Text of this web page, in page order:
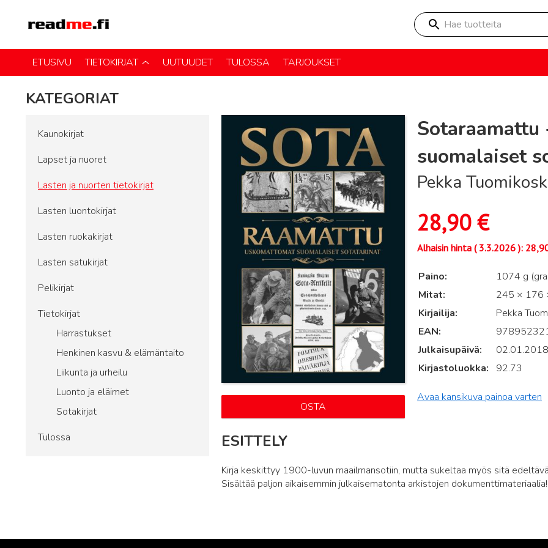
Hae tuotteita
ETUSIVU TIETOKIRJAT UUTUUDET TULOSSA TARJOUKSET
KATEGORIAT
Kaunokirjat
Lapset ja nuoret
Lasten ja nuorten tietokirjat
Lasten luontokirjat
Lasten ruokakirjat
Lasten satukirjat
Pelikirjat
Tietokirjat
Harrastukset
Henkinen kasvu & elämäntaito
Liikunta ja urheilu
Luonto ja eläimet
Sotakirjat
Tulossa
OSTA
suomalaiset
Pekka
28,90€
Alhaisin hinta (3.3.2026):
Paino
1074 g
Mitat
245 × 176
Kirjailija
Pekka
EAN
Julkaisupäivä
02.01.2018
Kirjastoluokka
92.73
Avaa kansikuva painoa varten
ESITTELY
Kirja keskittyy 1900-luvun maailmansotiin, mutta sukeltaa myös sitä
Sisältää paljon aikaisemmin julkaisematonta arkistojen dokumenttimateriaalia!